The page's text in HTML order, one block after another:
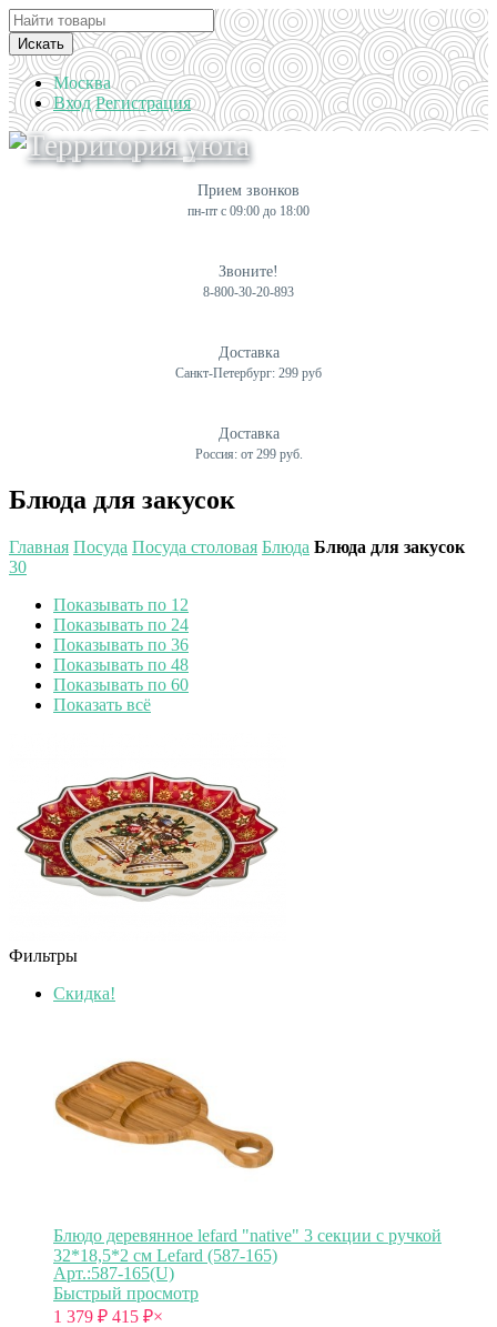
Искать
Москва
Вход Регистрация
Прием звонков
пн-пт с 09:00 до 18:00
Звоните!
8-800-30-20-893
Доставка
Санкт-Петербург: 299 руб
Доставка
Россия: от 299 руб.
Блюда для закусок
Главная Посуда Посуда столовая Блюда Блюда для закусок
30
Показывать по 12
Показывать по 24
Показывать по 36
Показывать по 48
Показывать по 60
Показать всё
Фильтры
Скидка!
Блюдо деревянное lefard "native" 3 секции с ручкой
32*18,5*2 см Lefard (587-165)
Арт.:587-165(U)
Быстрый просмотр
1 379 ₽ 415 ₽×